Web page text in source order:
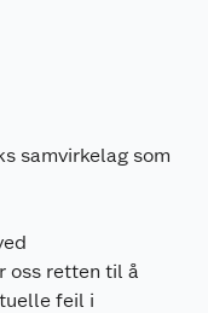
samvirkelag som
oss retten til å
feil i